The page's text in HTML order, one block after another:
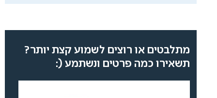
מתלבטים או רוצים לשמוע קצת יותר?
תשאירו כמה פרטים ונשתמע (: